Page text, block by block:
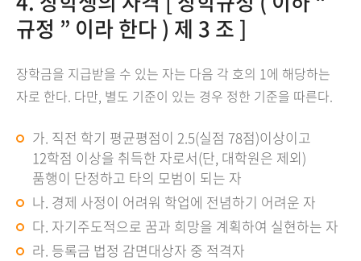
규정 ” 이라 한다 ) 제 3 조 ]
장학금을 지급받을 수 있는 자는 다음 각 호의 1에 해당하는
자로 한다. 다만, 별도 기준이 있는 경우 정한 기준을 따른다.
가. 직전 학기 평균평점이 2.5(실점 78점)이상이고
12학점 이상을 취득한 자로서(단, 대학원은 제외)
품행이 단정하고 타의 모범이 되는 자
나. 경제 사정이 어려워 학업에 전념하기 어려운 자
다. 자기주도적으로 꿈과 희망을 계획하여 실현하는 자
라. 등록금 법정 감면대상자 중 적격자